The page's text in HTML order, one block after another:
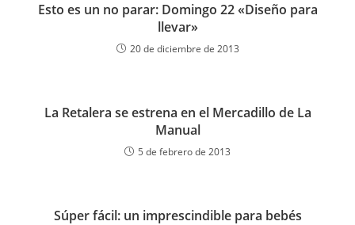
Esto es un no parar: Domingo 22 «Diseño para
llevar»
20 de diciembre de 2013
La Retalera se estrena en el Mercadillo de La
Manual
5 de febrero de 2013
Súper fácil: un imprescindible para bebés